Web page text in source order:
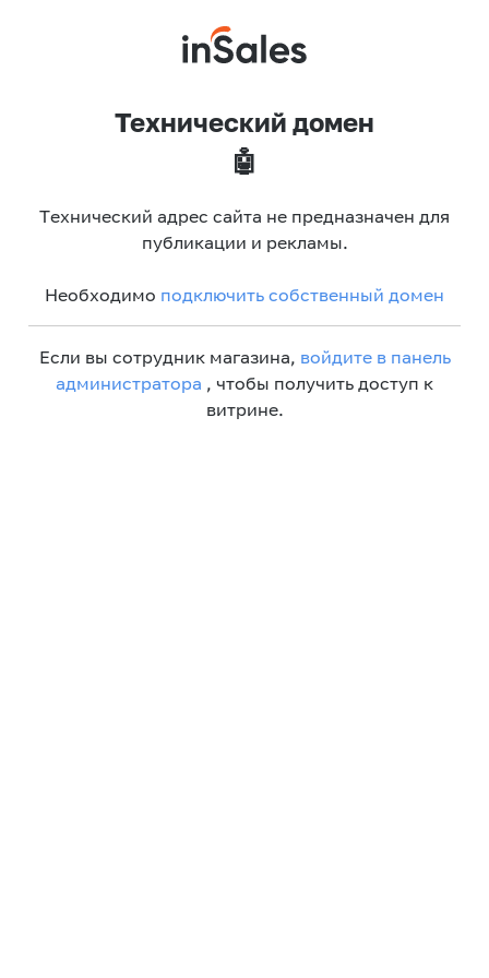
Технический домен
🤖
Технический адрес сайта не предназначен для
публикации и рекламы.
Необходимо подключить собственный домен
Если вы сотрудник магазина, войдите в панель
администратора , чтобы получить доступ к
витрине.